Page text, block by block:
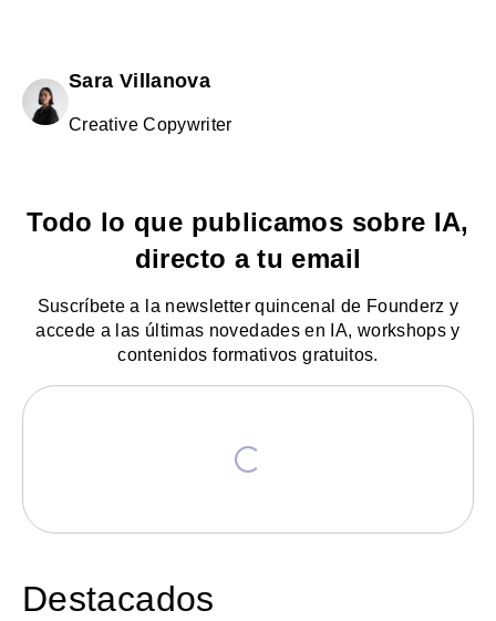
Sara Villanova
Creative Copywriter
Todo lo que publicamos sobre IA,
directo a tu email
Suscríbete a la newsletter quincenal de Founderz y
accede a las últimas novedades en IA, workshops y
contenidos formativos gratuitos.
Destacados